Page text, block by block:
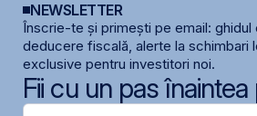
NEWSLETTER
Înscrie-te și primești pe email:
deducere fiscală, alerte la schimbari
exclusive pentru investitori noi.
Fii cu un pas înaintea